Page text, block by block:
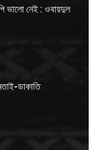
ভালো নেই : ওবায়দুল
ডাকাতি